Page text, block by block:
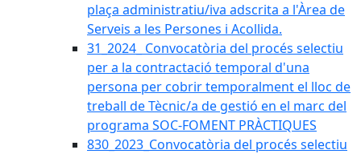
plaça administratiu/iva adscrita a l'Àrea de
Serveis a les Persones i Acollida.
31_2024_ Convocatòria del procés selectiu
per a la contractació temporal d'una
persona per cobrir temporalment el lloc de
treball de Tècnic/a de gestió en el marc del
programa SOC-FOMENT PRÀCTIQUES
830_2023_Convocatòria del procés selectiu